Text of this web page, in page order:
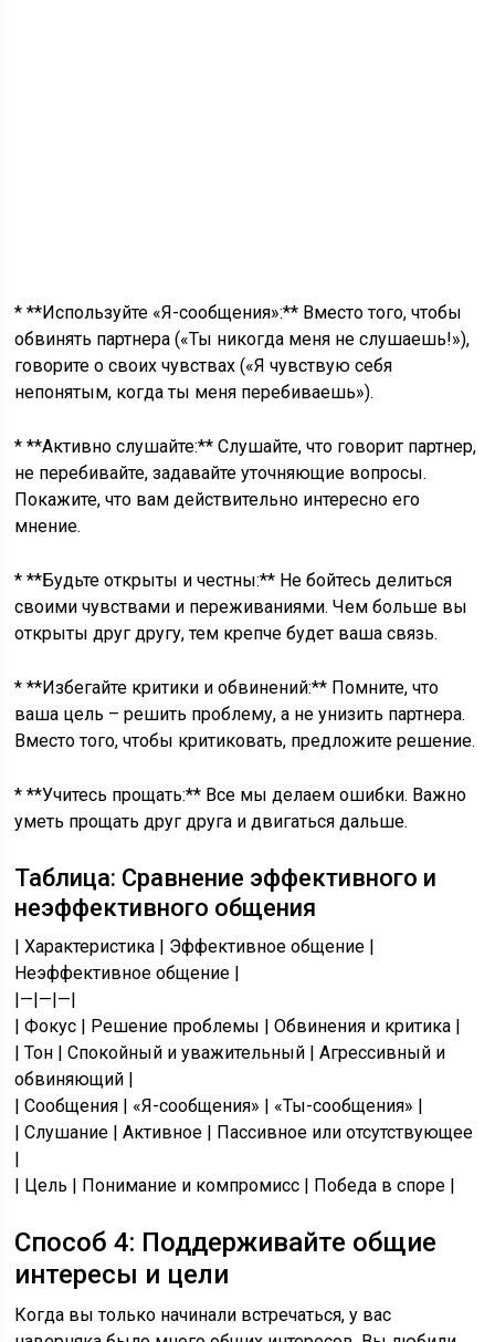
* **Используйте «Я-сообщения»:** Вместо того, чтобы
обвинять партнера («Ты никогда меня не слушаешь!»),
говорите о своих чувствах («Я чувствую себя
непонятым, когда ты меня перебиваешь»).
* **Активно слушайте:** Слушайте, что говорит партнер,
не перебивайте, задавайте уточняющие вопросы.
Покажите, что вам действительно интересно его
мнение.
* **Будьте открыты и честны:** Не бойтесь делиться
своими чувствами и переживаниями. Чем больше вы
открыты друг другу, тем крепче будет ваша связь.
* **Избегайте критики и обвинений:** Помните, что
ваша цель – решить проблему, а не унизить партнера.
Вместо того, чтобы критиковать, предложите решение.
* **Учитесь прощать:** Все мы делаем ошибки. Важно
уметь прощать друг друга и двигаться дальше.
Таблица: Сравнение эффективного и
неэффективного общения
| Характеристика | Эффективное общение |
Неэффективное общение |
|—|—|—|
| Фокус | Решение проблемы | Обвинения и критика |
| Тон | Спокойный и уважительный | Агрессивный и
обвиняющий |
| Сообщения | «Я-сообщения» | «Ты-сообщения» |
| Слушание | Активное | Пассивное или отсутствующее
|
| Цель | Понимание и компромисс | Победа в споре |
Способ 4: Поддерживайте общие
интересы и цели
Когда вы только начинали встречаться, у вас